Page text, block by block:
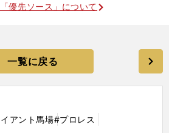
優先ソース」について
一覧に戻る
アント馬場#プロレス